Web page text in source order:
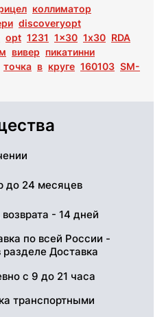
коллиматор
discoveryopt
opt 1231 1x30 1х30 RDA
вивер пикатинни
точка в круге 160103 SM-
до 24 месяцев
- 14 дней
по всей России -
Доставка
с 9 до 21 часа
транспортными